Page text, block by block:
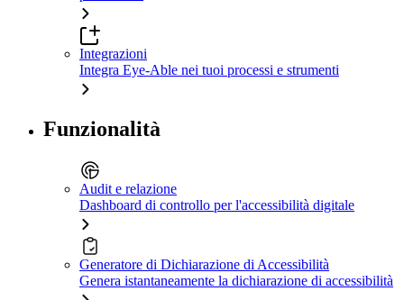
Integrazioni
Integra Eye-Able nei tuoi processi e strumenti
Funzionalità
Audit e relazione
Dashboard di controllo per l'accessibilità digitale
Generatore di Dichiarazione di Accessibilità
Genera istantaneamente la dichiarazione di accessibilità